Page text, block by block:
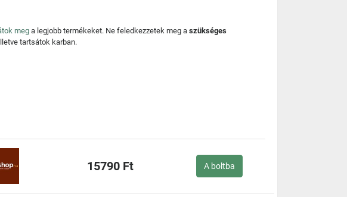
mega legjobb termékeket. Ne feledkezzetek meg a szükséges
tartsátok karban.
15790 Ft A boltba